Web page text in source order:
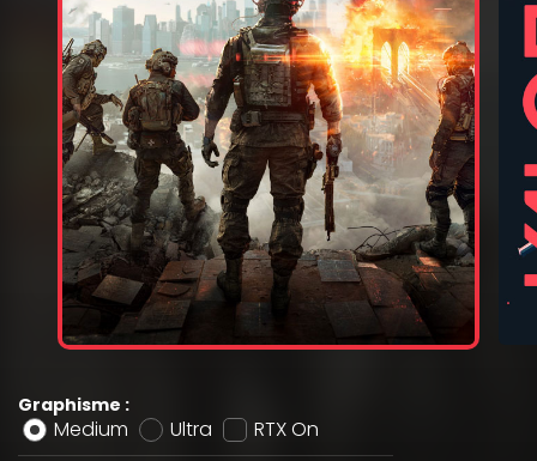
Graphisme :
Medium Ultra RTX On